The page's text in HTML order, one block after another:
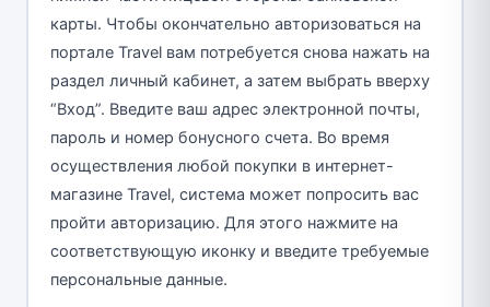
карты. Чтобы окончательно авторизоваться на
портале Travel вам потребуется снова нажать на
раздел личный кабинет, а затем выбрать вверху
“Вход”. Введите ваш адрес электронной почты,
пароль и номер бонусного счета. Во время
осуществления любой покупки в интернет-
магазине Travel, система может попросить вас
пройти авторизацию. Для этого нажмите на
соответствующую иконку и введите требуемые
персональные данные.